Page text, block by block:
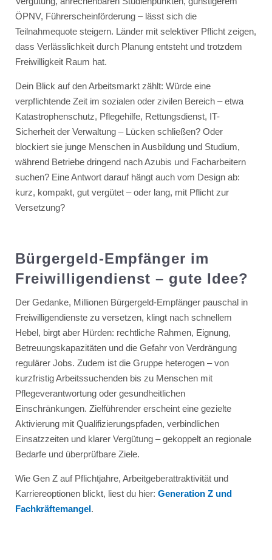
ÖPNV, Führerscheinförderung – lässt sich die
Teilnahmequote steigern. Länder mit selektiver Pflicht zeigen,
dass Verlässlichkeit durch Planung entsteht und trotzdem
Freiwilligkeit Raum hat.
Dein Blick auf den Arbeitsmarkt zählt: Würde eine
verpflichtende Zeit im sozialen oder zivilen Bereich – etwa
Katastrophenschutz, Pflegehilfe, Rettungsdienst, IT-
Sicherheit der Verwaltung – Lücken schließen? Oder
blockiert sie junge Menschen in Ausbildung und Studium,
während Betriebe dringend nach Azubis und Facharbeitern
suchen? Eine Antwort darauf hängt auch vom Design ab:
kurz, kompakt, gut vergütet – oder lang, mit Pflicht zur
Versetzung?
Bürgergeld-Empfänger im
Freiwilligendienst – gute Idee?
Der Gedanke, Millionen Bürgergeld-Empfänger pauschal in
Freiwilligendienste zu versetzen, klingt nach schnellem
Hebel, birgt aber Hürden: rechtliche Rahmen, Eignung,
Betreuungskapazitäten und die Gefahr von Verdrängung
regulärer Jobs. Zudem ist die Gruppe heterogen – von
kurzfristig Arbeitssuchenden bis zu Menschen mit
Pflegeverantwortung oder gesundheitlichen
Einschränkungen. Zielführender erscheint eine gezielte
Aktivierung mit Qualifizierungspfaden, verbindlichen
Einsatzzeiten und klarer Vergütung – gekoppelt an regionale
Bedarfe und überprüfbare Ziele.
Wie Gen Z auf Pflichtjahre, Arbeitgeberattraktivität und
Karriereoptionen blickt, liest du hier: Generation Z und
Fachkräftemangel.